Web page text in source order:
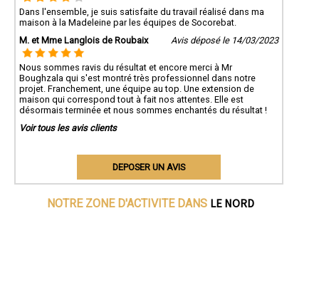
Dans l'ensemble, je suis satisfaite du travail réalisé dans ma
maison à la Madeleine par les équipes de Socorebat.
M. et Mme Langlois de Roubaix
Avis déposé le 14/03/2023
Nous sommes ravis du résultat et encore merci à Mr
Boughzala qui s'est montré très professionnel dans notre
projet. Franchement, une équipe au top. Une extension de
maison qui correspond tout à fait nos attentes. Elle est
désormais terminée et nous sommes enchantés du résultat !
Voir tous les avis clients
DEPOSER UN AVIS
NOTRE ZONE D'ACTIVITE DANS LE NORD